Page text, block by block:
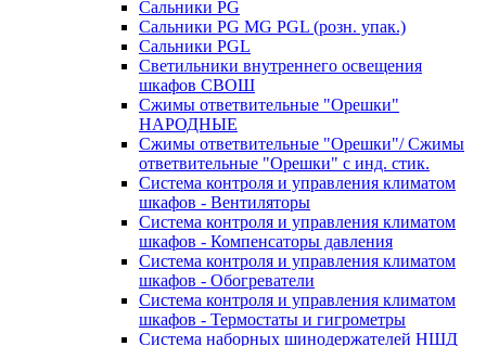
Сальники PG
Сальники PG MG PGL (розн. упак.)
Сальники PGL
Светильники внутреннего освещения
шкафов СВОШ
Сжимы ответвительные "Орешки"
НАРОДНЫЕ
Сжимы ответвительные "Орешки"/ Сжимы
ответвительные "Орешки" с инд. стик.
Система контроля и управления климатом
шкафов - Вентиляторы
Система контроля и управления климатом
шкафов - Компенсаторы давления
Система контроля и управления климатом
шкафов - Обогреватели
Система контроля и управления климатом
шкафов - Термостаты и гигрометры
Система наборных шинодержателей НШД